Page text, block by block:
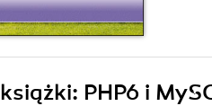
książki: PHP6 i